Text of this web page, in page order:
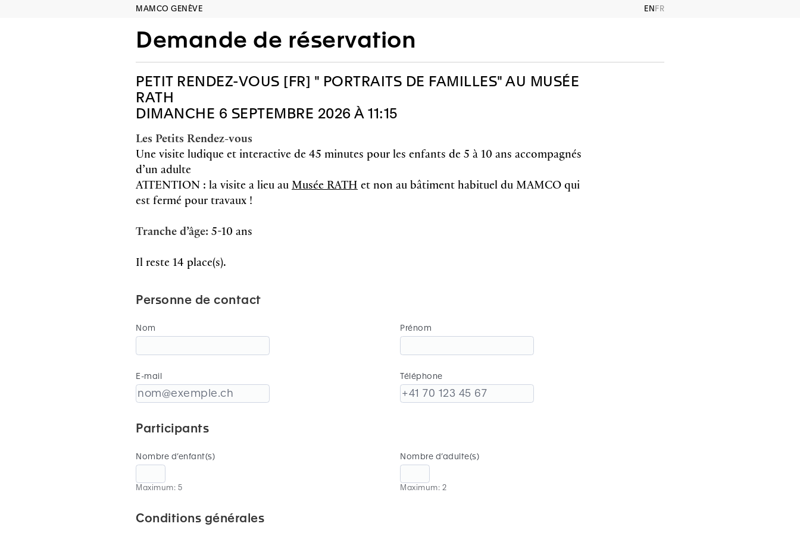
MAMCO GENÈVE FR
EN
Demande de réservation
PETIT RENDEZ-VOUS [FR] " PORTRAITS DE FAMILLES" AU MUSÉE
RATH
DIMANCHE 6 SEPTEMBRE 2026 À 11:15
Les Petits Rendez-vous
Une visite ludique et interactive de 45 minutes pour les enfants de 5 à 10 ans accompagnés
d’un adulte
ATTENTION : la visite a lieu auMusée RATH et non au bâtiment habituel du MAMCO qui
est fermé pour travaux !
Tranche d’âge: 5-10 ans
Il reste 14 place(s).
Personne de contact
Nom Prénom
E-mail Téléphone
Participants
Nombre d’enfant(s)
Maximum: 5
Nombre d’adulte(s)
Maximum: 2
Conditions générales